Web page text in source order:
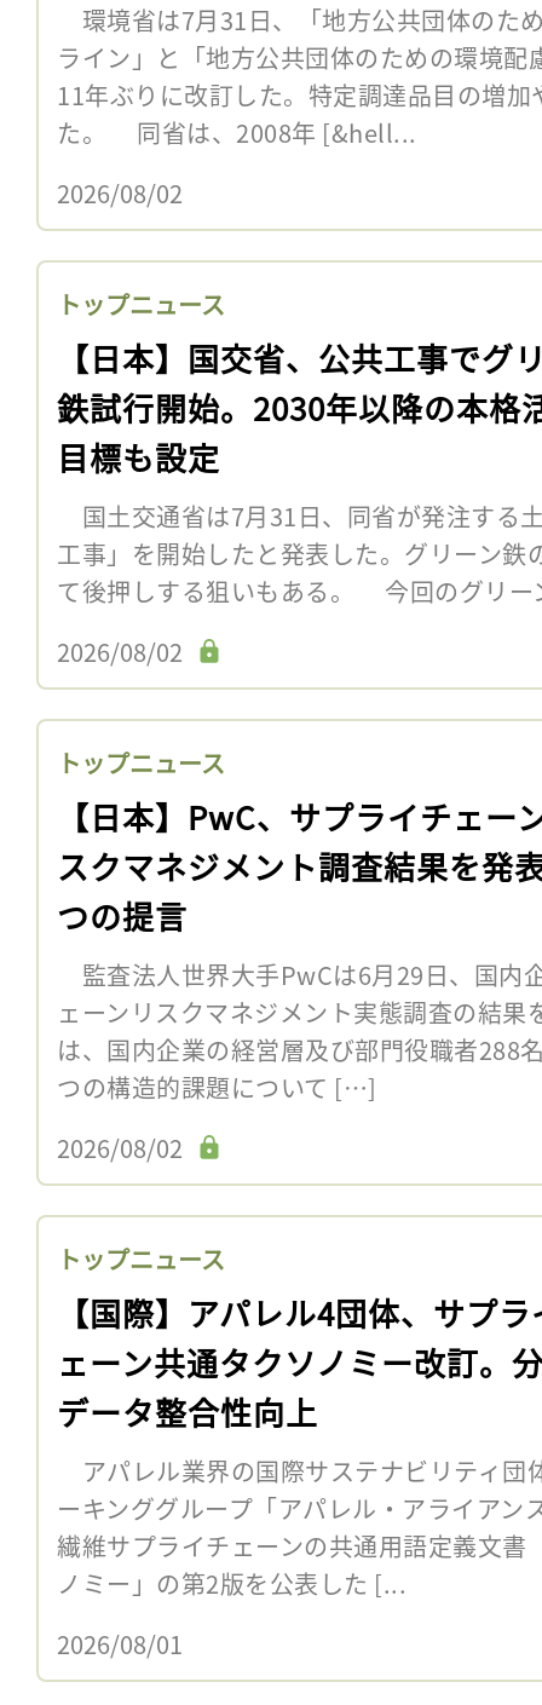
環境省は7月31日、「地方公共団体のた
ライン」と「地方公共団体のための環境
11年ぶりに改訂した。特定調達品目の増
た。 同省は、2008年 [&hell...
2026/08/02
トップニュース
【日本】国交省、公共工事でグ
鉄試行開始。2030年以降の本格
目標も設定
国土交通省は7月31日、同省が発注する
工事」を開始したと発表した。グリーン鉄
て後押しする狙いもある。 今回のグリー
2026/08/02
トップニュース
【日本】PwC、サプライチェー
スクマネジメント調査結果を発
つの提言
監査法人世界大手PwCは6月29日、国内
ェーンリスクマネジメント実態調査の結
は、国内企業の経営層及び部門役職者288
つの構造的課題について […]
2026/08/02
トップニュース
【国際】アパレル4団体、サプ
ェーン共通タクソノミー改訂。
データ整合性向上
アパレル業界の国際サステナビリティ団
ーキンググループ「アパレル・アライアン
繊維サプライチェーンの共通用語定義文書
ノミー」の第2版を公表した [...
2026/08/01